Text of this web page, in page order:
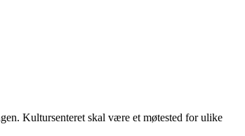
Kultursenteret skal være et møtested for ulike